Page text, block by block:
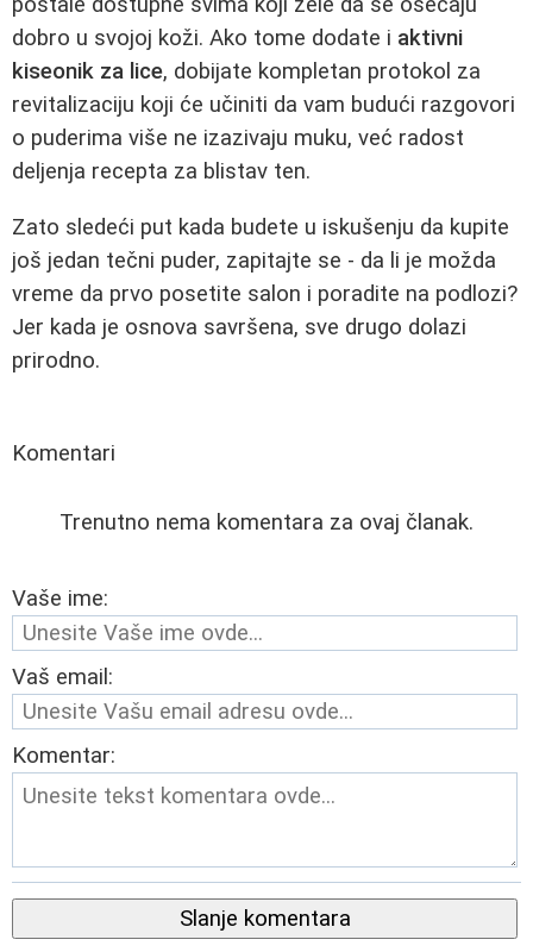
dobro u svojoj koži. Ako tome dodate i aktivni
kiseonik za lice, dobijate kompletan protokol za
revitalizaciju koji će učiniti da vam budući razgovori
o puderima više ne izazivaju muku, već radost
deljenja recepta za blistav ten.
Zato sledeći put kada budete u iskušenju da kupite
još jedan tečni puder, zapitajte se - da li je možda
vreme da prvo posetite salon i poradite na podlozi?
Jer kada je osnova savršena, sve drugo dolazi
prirodno.
Komentari
Trenutno nema komentara za ovaj članak.
Vaše ime:
Vaš email:
Komentar:
Slanje komentara